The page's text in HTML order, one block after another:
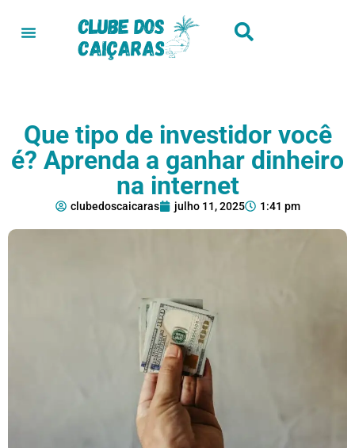
Que tipo de investidor você
é? Aprenda a ganhar dinheiro
na internet
clubedoscaicaras julho 11, 2025 1:41 pm